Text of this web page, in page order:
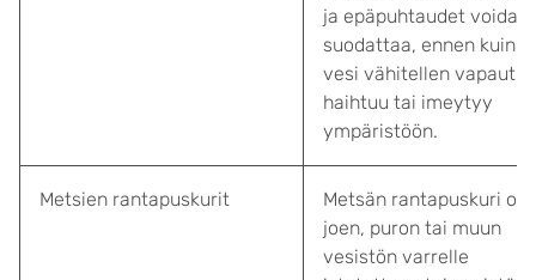
ja epäpuhtaudet
suodattaa, ennen kuin
vesi vähitellen
haihtuu tai imeytyy
ympäristöön.
Metsien rantapuskurit
Metsän rantapuskuri on
joen, puron tai muun
vesistön varrelle